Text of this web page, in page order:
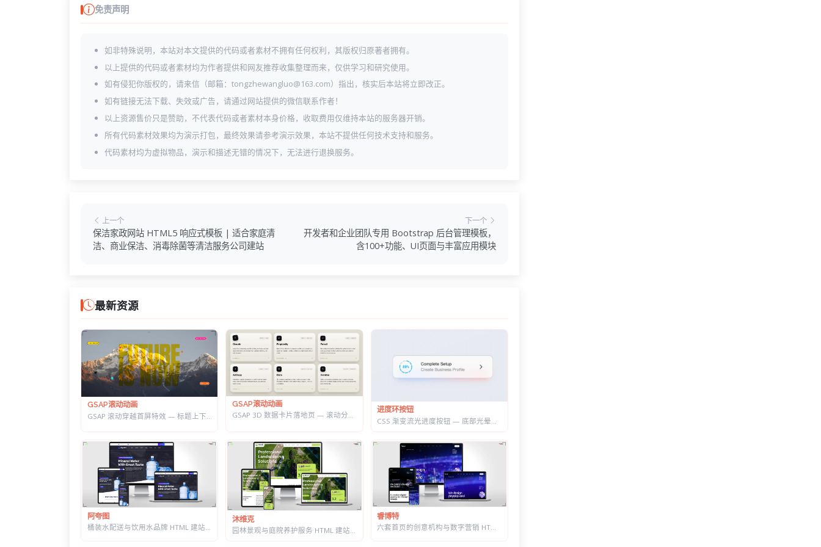
免责声明
如非特殊说明，本站对本文提供的代码或者素材不拥有任何权利，其版权归原著者拥有。
以上提供的代码或者素材均为作者提供和网友推荐收集整理而来，仅供学习和研究使用。
如有侵犯你版权的，请来信（邮箱：tongzhewangluo@163.com）指出，核实后本站将立即改正。
如有链接无法下载、失效或广告，请通过网站提供的微信联系作者！
以上资源售价只是赞助，不代表代码或者素材本身价格，收取费用仅维持本站的服务器开销。
所有代码素材效果均为演示打包，最终效果请参考演示效果，本站不提供任何技术支持和服务。
代码素材均为虚拟物品，演示和描述无错的情况下，无法进行退换服务。
上一个
保洁家政网站 HTML5 响应式模板 | 适合家庭清
洁、商业保洁、消毒除菌等清洁服务公司建站
下一个
开发者和企业团队专用 Bootstrap 后台管理模板，
含100+功能、UI页面与丰富应用模块
最新资源
GSAP滚动动画
GSAP滚动动画
GSAP 3D 数据卡片落地页 — 滚动分屏动画与鼠标跟随倾斜布局效果
进度环按钮
阿夸图
桶装水配送与饮用水品牌 HTML 建站模板 | 水站/净水器/送水到家业务网站通用
沐维克
园林景观与庭院养护服务 HTML 建站模板 | 绿化施工/草坪打理/苗木公司通用
睿博特
六套首页的创意机构与数字营销 HTML 建站模板 | 含商城模块可售数字产品